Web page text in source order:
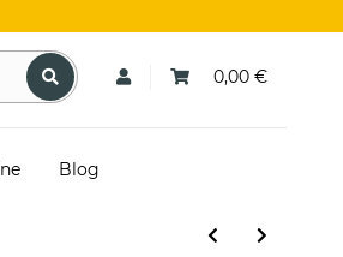
0,00 €
Blog